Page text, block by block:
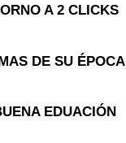
A 2 CLICKS
DE SU ÉPOCA
EDUACIÓN